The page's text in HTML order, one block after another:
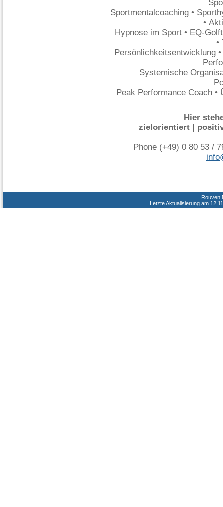
Sportmentalcoaching •
•
Hypnose im Sport • EQ-
•
Persönlichkeitsentwicklung
Systemische
Peak Performance Coach •
Hier
zielorientiert |
Phone (+49) 0 80 53 /
Rouven
Letzte Aktualisierung am